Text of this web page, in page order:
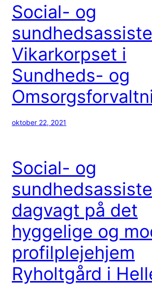
Social- og
Vikarkorpset i
Sundheds- og
oktober 22, 2021
Social- og
dagvagt på det
hyggelige og
profilplejehjem
Ryholtgård i